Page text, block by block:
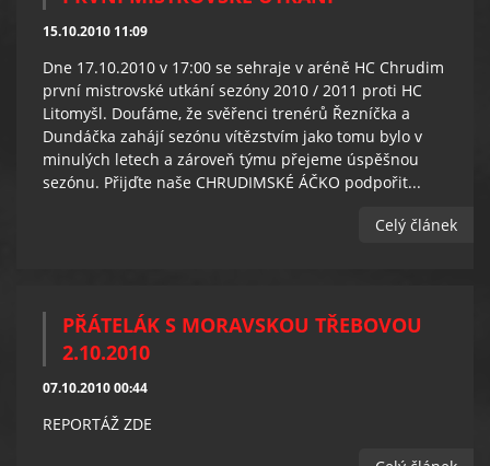
15.10.2010 11:09
Dne 17.10.2010 v 17:00 se sehraje v aréně HC Chrudim
první mistrovské utkání sezóny 2010 / 2011 proti HC
Litomyšl. Doufáme, že svěřenci trenérů Řezníčka a
Dundáčka zahájí sezónu vítězstvím jako tomu bylo v
minulých letech a zároveň týmu přejeme úspěšnou
sezónu. Přijďte naše CHRUDIMSKÉ ÁČKO podpořit...
Celý článek
PŘÁTELÁK S MORAVSKOU TŘEBOVOU
2.10.2010
07.10.2010 00:44
REPORTÁŽ ZDE